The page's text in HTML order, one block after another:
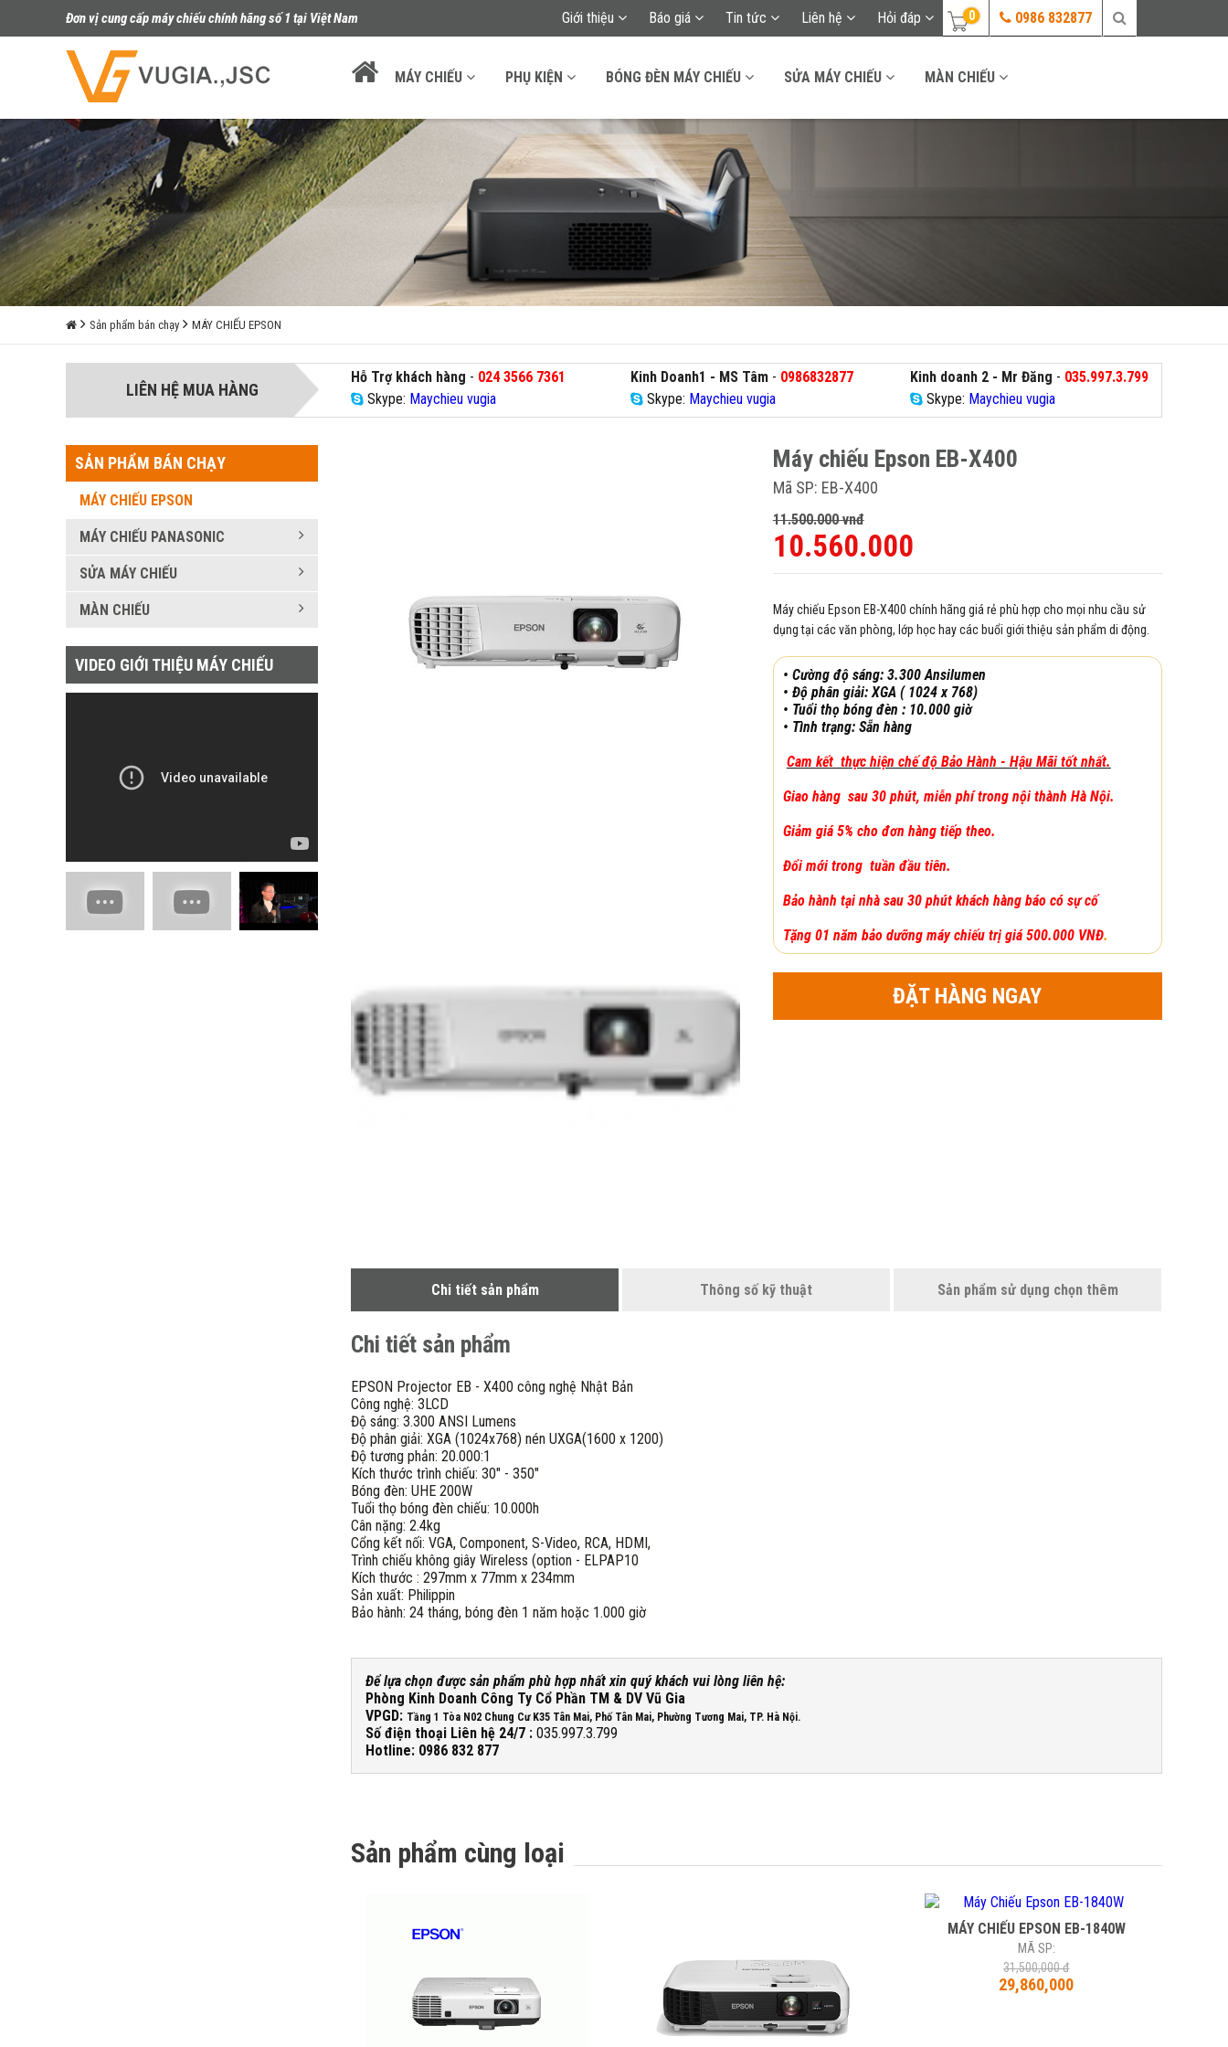
Đơn vị cung cấp máy chiếu chính hãng số 1 tại Việt Nam 0986 832877
0
Giới thiệu Báo giá Tin tức Liên hệ Hỏi đáp
MÁY CHIẾU PHỤ KIỆN BÓNG ĐÈN MÁY CHIẾU SỬA MÁY CHIẾU MÀN CHIẾU
Sản phẩm bán chạy MÁY CHIẾU EPSON
LIÊN HỆ MUA HÀNG
Hỗ Trợ khách hàng - 024 3566 7361
Skype: Maychieu vugia
Kinh Doanh1 - MS Tâm - 0986832877
Skype: Maychieu vugia
Kinh doanh 2 - Mr Đăng - 035.997.3.799
Skype: Maychieu vugia
SẢN PHẨM BÁN CHẠY
MÁY CHIẾU EPSON
MÁY CHIẾU PANASONIC
SỬA MÁY CHIẾU
MÀN CHIẾU
VIDEO GIỚI THIỆU MÁY CHIẾU
Máy chiếu Epson EB-X400
Mã SP: EB-X400
11.500.000 vnđ
10.560.000
Máy chiếu Epson EB-X400 chính hãng giá rẻ phù hợp cho mọi nhu cầu sử
dụng tại các văn phòng, lớp học hay các buổi giới thiệu sản phẩm di động.
• Cường độ sáng: 3.300 Ansilumen
• Độ phân giải: XGA ( 1024 x 768)
• Tuổi thọ bóng đèn : 10.000 giờ
• Tình trạng: Sẵn hàng
Cam kết thực hiện chế độ Bảo Hành - Hậu Mãi tốt nhất.
Giao hàng sau 30 phút, miễn phí trong nội thành Hà Nội.
Giảm giá 5% cho đơn hàng tiếp theo.
Đổi mới trong tuần đầu tiên.
Bảo hành tại nhà sau 30 phút khách hàng báo có sự cố
Tặng01 năm bảo dưỡng máy chiếu trị giá 500.000 VNĐ.
ĐẶT HÀNG NGAY
Chi tiết sản phẩm Thông số kỹ thuật Sản phẩm sử dụng chọn thêm
Chi tiết sản phẩm
EPSON Projector EB - X400 công nghệ Nhật Bản
Công nghệ: 3LCD
Độ sáng: 3.300 ANSI Lumens
Độ phân giải: XGA (1024x768) nén UXGA(1600 x 1200)
Độ tương phản: 20.000:1
Kích thước trình chiếu: 30" - 350"
Bóng đèn: UHE 200W
Tuổi thọ bóng đèn chiếu: 10.000h
Cân nặng: 2.4kg
Cổng kết nối: VGA, Component, S-Video, RCA, HDMI,
Trình chiếu không giây Wireless (option - ELPAP10
Kích thước : 297mm x 77mm x 234mm
Sản xuất: Philippin
Bảo hành: 24 tháng, bóng đèn 1 năm hoặc 1.000 giờ
Để lựa chọn được sản phẩm phù hợp nhất xin quý khách vui lòng liên hệ:
Phòng Kinh Doanh Công Ty Cổ Phần TM & DV Vũ Gia
VPGD: Tầng 1 Tòa N02 Chung Cư K35 Tân Mai, Phố Tân Mai, Phường Tương Mai, TP. Hà Nội.
Số điện thoại Liên hệ 24/7 : 035.997.3.799
Hotline: 0986 832 877
Sản phẩm cùng loại
MÁY CHIẾU EPSON EB-1840W
MÃ SP:
31,500,000 đ
29,860,000